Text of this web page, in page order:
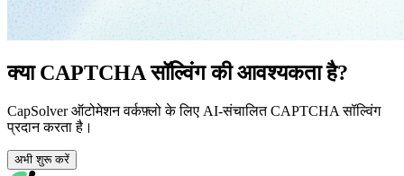
क्या CAPTCHA सॉल्विंग की आवश्यकता है?
CapSolver ऑटोमेशन वर्कफ़्लो के लिए AI-संचालित CAPTCHA सॉल्विंग
प्रदान करता है।
अभी शुरू करें